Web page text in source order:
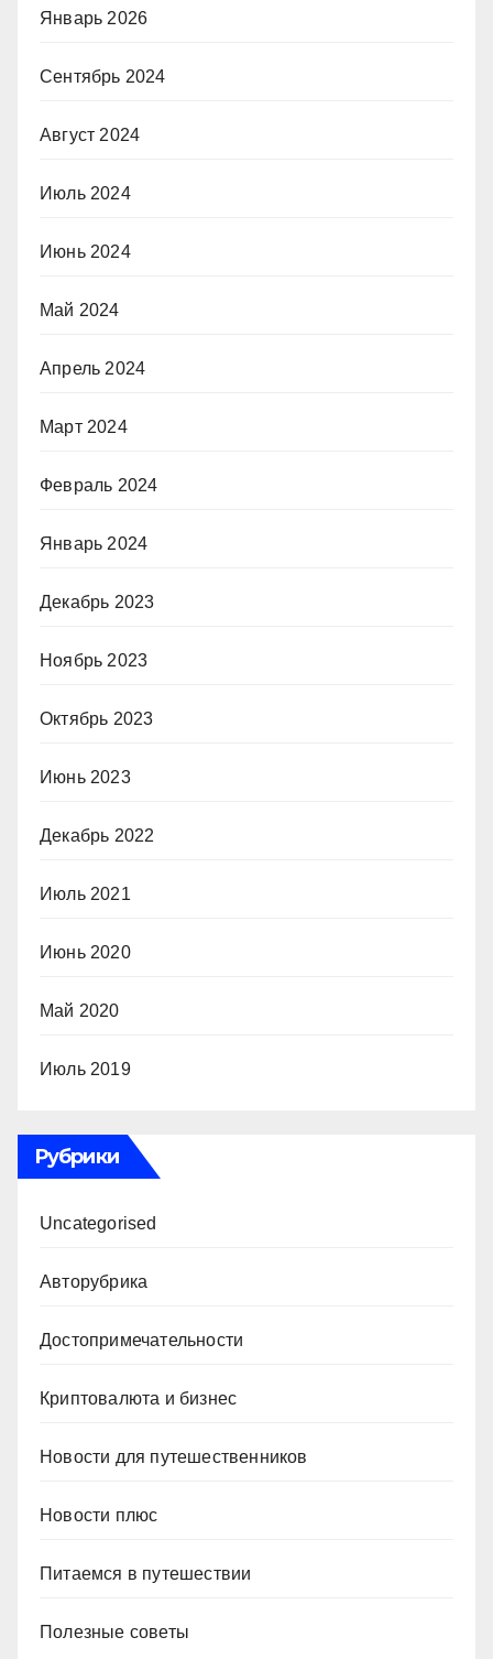
Январь 2026
Сентябрь 2024
Август 2024
Июль 2024
Июнь 2024
Май 2024
Апрель 2024
Март 2024
Февраль 2024
Январь 2024
Декабрь 2023
Ноябрь 2023
Октябрь 2023
Июнь 2023
Декабрь 2022
Июль 2021
Июнь 2020
Май 2020
Июль 2019
Рубрики
Uncategorised
Авторубрика
Достопримечательности
Криптовалюта и бизнес
Новости для путешественников
Новости плюс
Питаемся в путешествии
Полезные советы